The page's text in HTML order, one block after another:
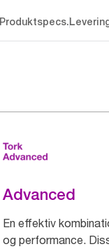
Produktspecs.
Advanced
En effektiv
og performance.